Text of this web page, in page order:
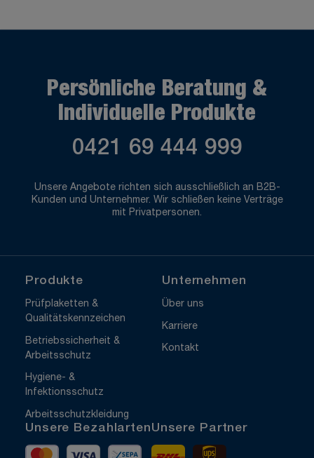
Persönliche Beratung &
Individuelle Produkte
0421 69 444 999
Unsere Angebote richten sich ausschließlich an B2B-
Kunden und Unternehmer. Wir schließen keine Verträge
mit Privatpersonen.
Produkte
Prüfplaketten &
Qualitätskennzeichen
Betriebssicherheit &
Arbeitsschutz
Hygiene- &
Infektionsschutz
Arbeitsschutzkleidung
Unternehmen
Über uns
Karriere
Kontakt
Unsere Bezahlarten
MastercardVisa Vorkasse
Unsere Partner
DHL